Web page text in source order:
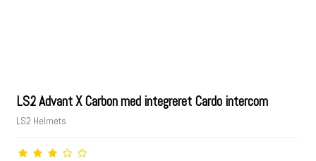
LS2 Advant X Carbon med integreret Cardo intercom
LS2 Helmets